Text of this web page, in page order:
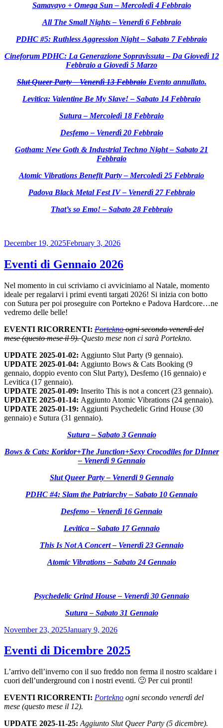
Samavayo + Omega Sun – Mercoledì 4 Febbraio
All The Small Nights – Venerdì 6 Febbraio
PDHC #5: Ruthless Aggression Night – Sabato 7 Febbraio
Cineforum PDHC: La Generazione Sopravissuta – Da Giovedì 12
Febbraio a Giovedì 5 Marzo
Slut Queer Party – Venerdì 13 FebbraioEvento annullato.
Levitica: Valentine Be My Slave! – Sabato 14 Febbraio
Sutura – Mercoledì 18 Febbraio
Desfemo – Venerdì 20 Febbraio
Gotham: New Goth & Industrial Techno Night – Sabato 21
Febbraio
Atomic Vibrations Benefit Party – Mercoledì 25 Febbraio
Padova Black Metal Fest IV – Venerdì 27 Febbraio
That’s so Emo! – Sabato 28 Febbraio
Posted
December 19, 2025February 3, 2026
Eventi di Gennaio 2026
Nel momento in cui scriviamo ci avviciniamo al Natale, momento
ideale per regalarvi i primi eventi targati 2026! Si inizia con botto
con Sutura per poi proseguire con Portekno e Padova Hardcore…ne
vedremo delle belle!
EVENTI RICORRENTI: Porteknoogni secondo venerdì del
mese (questo mese il 9).Questo mese non ci sarà Portekno.
UPDATE 2025-01-02: Aggiunto Slut Party (9 gennaio).
UPDATE 2025-01-04: Aggiunto Bows & Cats Booking (9
gennaio, doppio evento con Slut Party), Desfemo (16 gennaio) e
Levitica (17 gennaio).
UPDATE 2025-01-09: Inserito This is not a concert (23 gennaio).
UPDATE 2025-01-14: Aggiunto Atomic Vibrations (24 gennaio).
UPDATE 2025-01-19: Aggiunti Psychedelic Grind House (30
gennaio) e Sutura (31 gennaio).
Sutura – Sabato 3 Gennaio
Bows & Cats: Koridor+The Junction+Sexy Crocodiles for DInner
– Venerdì 9 Gennaio
Slut Queer Party – Venerdi 9 Gennaio
PDHC #4: Slam the Patriarchy – Sabato 10 Gennaio
Desfemo – Venerdì 16 Gennaio
Levitica – Sabato 17 Gennaio
This Is Not A Concert – Venerdì 23 Gennaio
Atomic Vibrations – Sabato 24 Gennaio
Psychedelic Grind House – Venerdì 30 Gennaio
Sutura – Sabato 31 Gennaio
Posted
November 23, 2025January 9, 2026
Eventi di Dicembre 2025
L’arrivo dell’inverno con il suo freddo non ferma il nostro scaldare i
cuori dell’underground con i nostri eventi. 🙂 Per cui pronti!
EVENTI RICORRENTI: Portekno ogni secondo venerdì del
mese (questo mese il 12).
UPDATE 2025-11-25: Aggiunto Slut Queer Party (5 dicembre).